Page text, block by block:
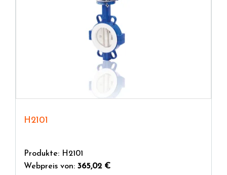
H2101
Produkte: H2101
Webpreis von: 365,02 €